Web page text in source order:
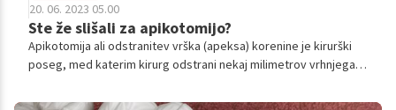
20. 06. 2023 05.00
Ste že slišali za apikotomijo?
Apikotomija ali odstranitev vrška (apeksa) korenine je kirurški
poseg, med katerim kirurg odstrani nekaj milimetrov vrhnjega
kostnini ostane prazen prostor, ki se med celjenjem zapolni z